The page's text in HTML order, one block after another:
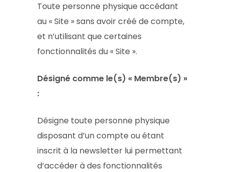
Toute personne physique accédant
au « Site » sans avoir créé de compte,
et n’utilisant que certaines
fonctionnalités du « Site ».
Désigné comme le(s) « Membre(s) »
:
Désigne toute personne physique
disposant d’un compte ou étant
inscrit à la newsletter lui permettant
d’accéder à des fonctionnalités